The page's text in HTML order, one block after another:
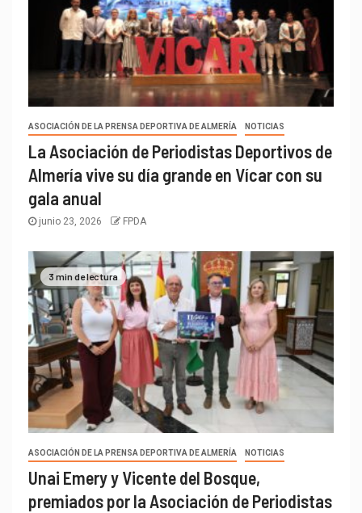
ASOCIACIÓN DE LA PRENSA DEPORTIVA DE ALMERÍA NOTICIAS
La Asociación de Periodistas Deportivos de
Almería vive su día grande en Vícar con su
gala anual
junio 23, 2026 FPDA
3 min de lectura
ASOCIACIÓN DE LA PRENSA DEPORTIVA DE ALMERÍA NOTICIAS
Unai Emery y Vicente del Bosque,
premiados por la Asociación de Periodistas